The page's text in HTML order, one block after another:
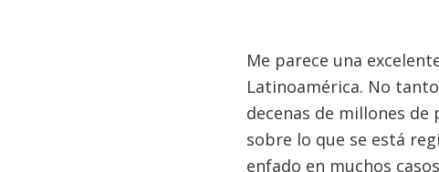
Me parece una
Latinoamérica. No
decenas de millones
sobre lo que se está
enfado en muchos